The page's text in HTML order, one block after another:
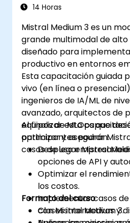
14 Horas
Mistral Medium 3 es un
grande multimodal de
diseñado para
productivo en entornos
Esta capacitación guiada
vivo (en línea o
ingenieros de IA/ML de
avanzado, arquitectos de
equipos de MLOps que
optimizar y asegurar
casos de uso
Al finalizar esta
participantes podrán:
Desplegar Mistral
opciones de API y
Optimizar el
los costos.
Implementar casos
con Mistral Medium 3.
Formato del curso
Clases interactivas y